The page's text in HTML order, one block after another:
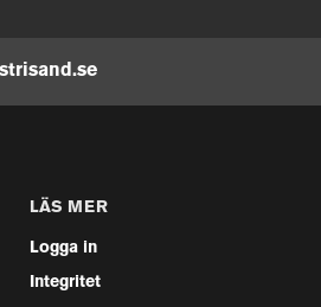
LÄS MER
Logga in
Integritet